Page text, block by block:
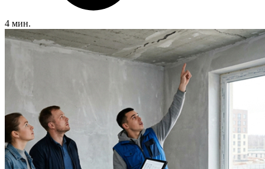
4 мин.